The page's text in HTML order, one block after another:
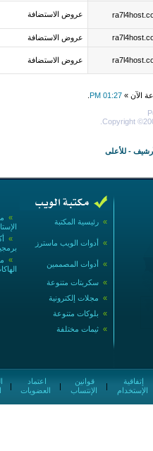
عروض الاستضافة
عروض الاستضافة
عروض الاستضافة
الآن » 01:27 PM
Copyright
- للأعلى
» » رئيسية المكتبة
»
» أدوات الويب ماسترز
»
» أدوات المصممين
» سكربتات متنوعة
» مجلات إلكترونية
» بلوكات متنوعة
» ثيمات مختلفة
|
العضويات
|
الإنتساب
|
الإستخدام